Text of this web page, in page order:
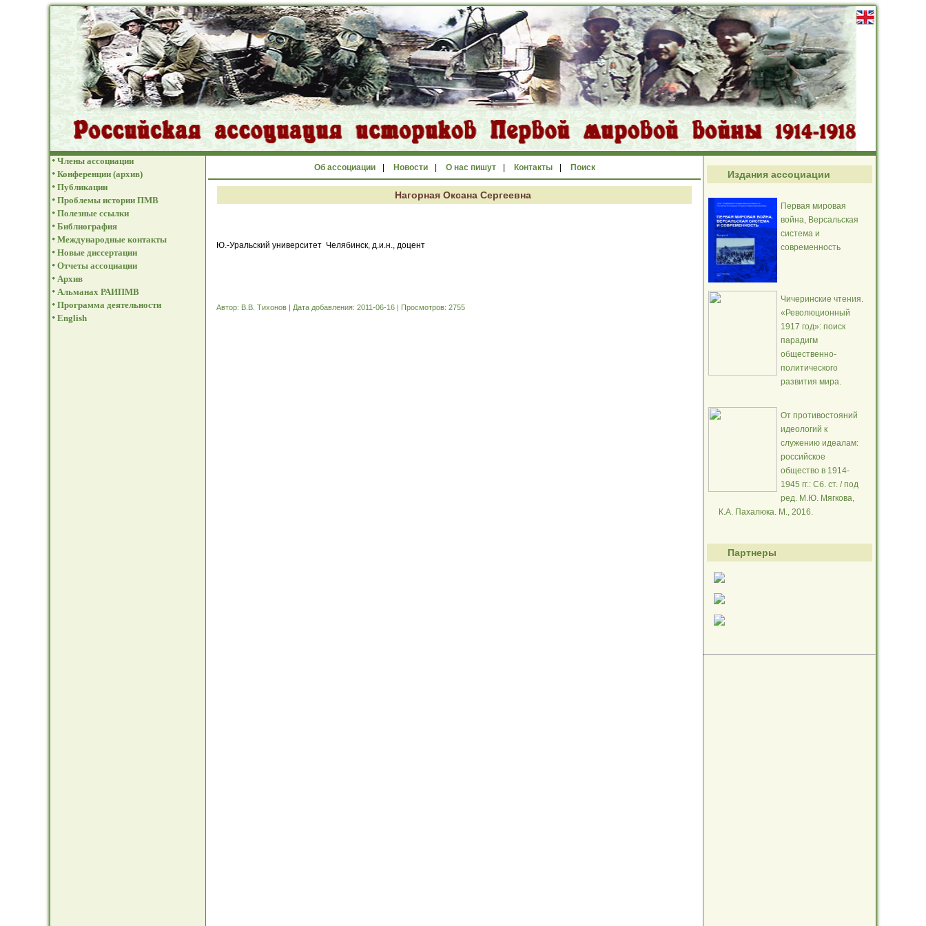
Члены ассоциации
Конференции (архив)
Публикации
Проблемы истории ПМВ
Полезные ссылки
Библиография
Международные контакты
Новые диссертации
Отчеты ассоциации
Архив
Альманах РАИПМВ
Программа деятельности
English
Об ассоциации Новости О нас пишут Контакты Поиск
Нагорная Оксана Сергеевна
Ю.-Уральский университет Челябинск, д.и.н., доцент
Автор: В.В. Тихонов | Дата добавления: 2011-06-16 | Просмотров: 2755
Издания ассоциации
Первая мировая
война, Версальская
система и
современность
Чичеринские чтения.
«Революционный
1917 год»: поиск
парадигм
общественно-
политического
развития мира.
От противостояний
идеологий к
служению идеалам:
российское
общество в 1914-
1945 гг.: Сб. ст. / под
ред. М.Ю. Мягкова,
К.А. Пахалюка. М., 2016.
Партнеры